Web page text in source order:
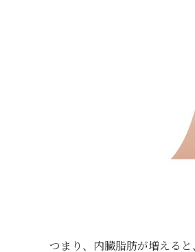
つまり、内臓脂肪が増える